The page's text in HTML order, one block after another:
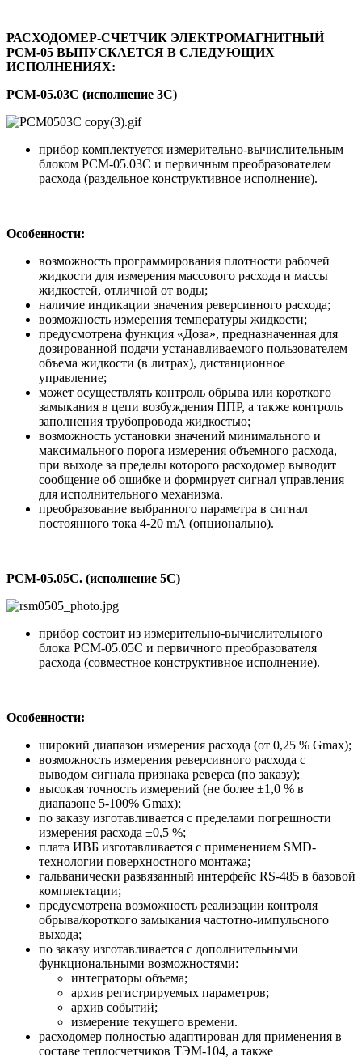
РАСХОДОМЕР-СЧЕТЧИК ЭЛЕКТРОМАГНИТНЫЙ
РСМ-05 ВЫПУСКАЕТСЯ В СЛЕДУЮЩИХ
ИСПОЛНЕНИЯХ:
РСМ-05.03C (исполнение 3C)
прибор комплектуется измерительно-вычислительным
блоком РСМ-05.03C и первичным преобразователем
расхода (раздельное конструктивное исполнение).
Особенности:
возможность программирования плотности рабочей
жидкости для измерения массового расхода и массы
жидкостей, отличной от воды;
наличие индикации значения реверсивного расхода;
возможность измерения температуры жидкости;
предусмотрена функция «Доза», предназначенная для
дозированной подачи устанавливаемого пользователем
объема жидкости (в литрах), дистанционное
управление;
может осуществлять контроль обрыва или короткого
замыкания в цепи возбуждения ППР, а также контроль
заполнения трубопровода жидкостью;
возможность установки значений минимального и
максимального порога измерения объемного расхода,
при выходе за пределы которого расходомер выводит
сообщение об ошибке и формирует сигнал управления
для исполнительного механизма.
преобразование выбранного параметра в сигнал
постоянного тока 4-20 mA (опционально).
РСМ-05.05С. (исполнение 5С)
прибор состоит из измерительно-вычислительного
блока РСМ-05.05С и первичного преобразователя
расхода (совместное конструктивное исполнение).
Особенности:
широкий диапазон измерения расхода (от 0,25 % Gmax);
возможность измерения реверсивного расхода с
выводом сигнала признака реверса (по заказу);
высокая точность измерений (не более ±1,0 % в
диапазоне 5-100% Gmax);
по заказу изготавливается с пределами погрешности
измерения расхода ±0,5 %;
плата ИВБ изготавливается с применением SMD-
технологии поверхностного монтажа;
гальванически развязанный интерфейс RS-485 в базовой
комплектации;
предусмотрена возможность реализации контроля
обрыва/короткого замыкания частотно-импульсного
выхода;
по заказу изготавливается с дополнительными
функциональными возможностями:
интеграторы объема;
архив регистрируемых параметров;
архив событий;
измерение текущего времени.
расходомер полностью адаптирован для применения в
составе теплосчетчиков ТЭМ-104, а также